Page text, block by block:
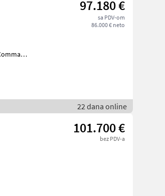
97.180 €
sa PDV-om
86.000 € neto
22 dana online
101.700 €
bez PDV-a